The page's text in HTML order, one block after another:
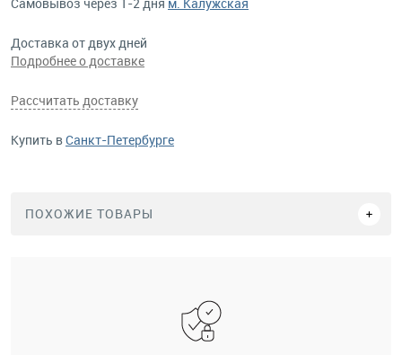
Доставка от двух дней
Подробнее о доставке
Рассчитать доставку
Купить вСанкт-Петербурге
ПОХОЖИЕ ТОВАРЫ